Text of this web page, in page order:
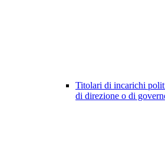
Titolari di incarichi
di direzione o di